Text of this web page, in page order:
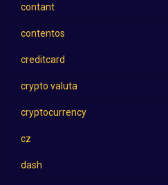
contant
contentos
creditcard
crypto valuta
cryptocurrency
cz
dash